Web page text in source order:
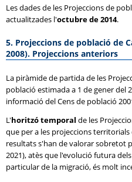
Les dades de les Projeccions de
actualitzades l'octubre de 2014.
5. Projeccions de població de
2008). Projeccions anteriors
La piràmide de partida de les
població estimada a 1 de gener del
informació del Cens de població
L'horitzó temporal de les
que per a les projeccions territorials
resultats s'han de valorar sobretot
2021), atès que l'evolució futura
particular de la migració, és molt